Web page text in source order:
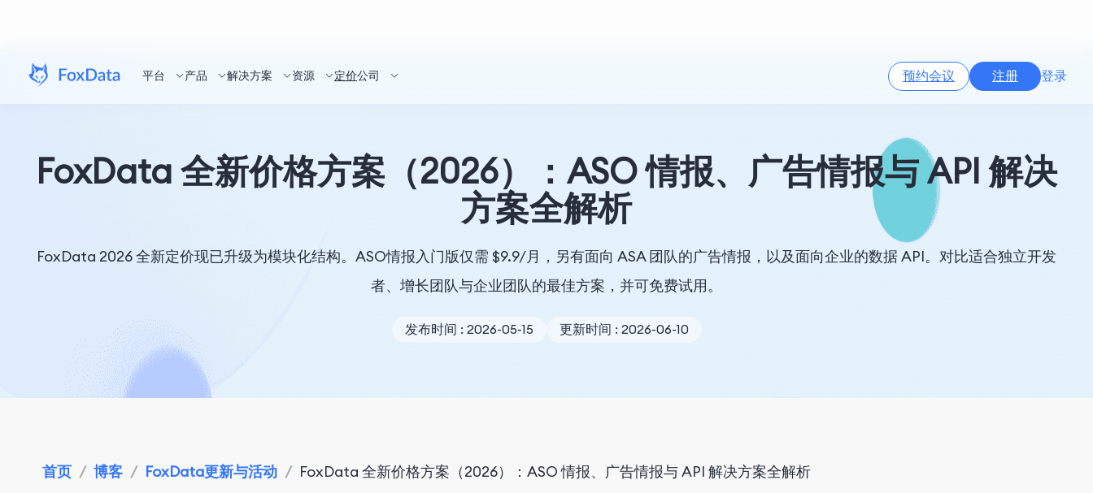
平台 产品 解决方案 资源 定价公司 预约会议 注册 登录
FoxData 全新价格方案（2026）：ASO 情报、广告情报与 API 解决
方案全解析
FoxData 2026 全新定价现已升级为模块化结构。ASO情报入门版仅需 $9.9/月，另有面向 ASA 团队的广告情报，以及面向企业的数据 API。对比适合独立开发
者、增长团队与企业团队的最佳方案，并可免费试用。
发布时间 : 2026-05-15 更新时间 : 2026-06-10
首页 / 博客 / FoxData更新与活动 / FoxData 全新价格方案（2026）：ASO 情报、广告情报与 API 解决方案全解析